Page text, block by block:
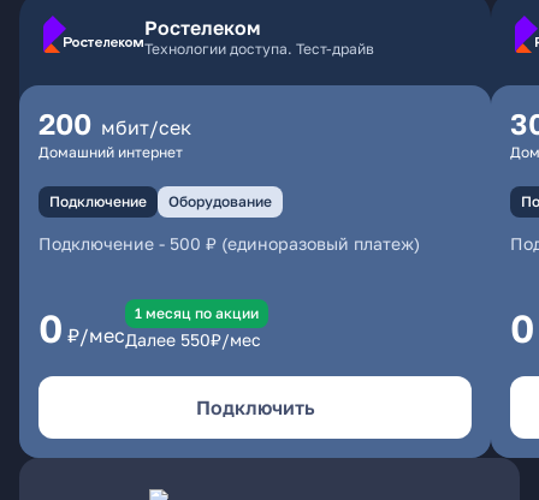
Ростелеком
Технологии доступа. Тест-драйв
200 мбит/сек
Домашний интернет
Подключение Оборудование
Подключение - 500 ₽ (единоразовый платеж)
0 ₽/мес
1 месяц по акции
Далее 550₽/мес
Подключить
0